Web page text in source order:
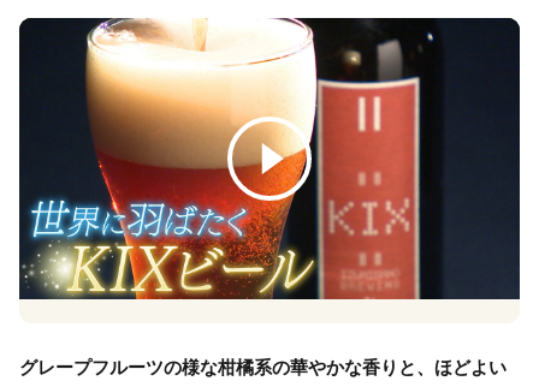
グレープフルーツの様な柑橘系の華やかな香りと、ほどよい